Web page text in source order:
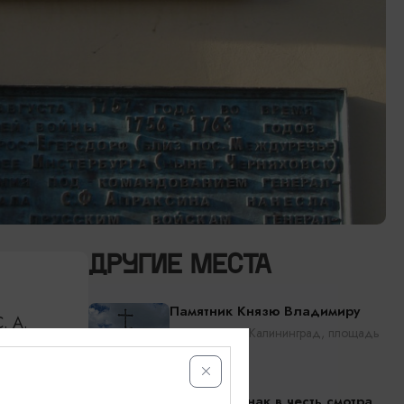
А.
ДРУГИЕ МЕСТА
Памятник Князю Владимиру
Калининград, Калининград, площадь
Победы